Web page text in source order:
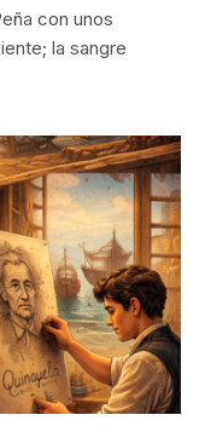
con unos
la sangre